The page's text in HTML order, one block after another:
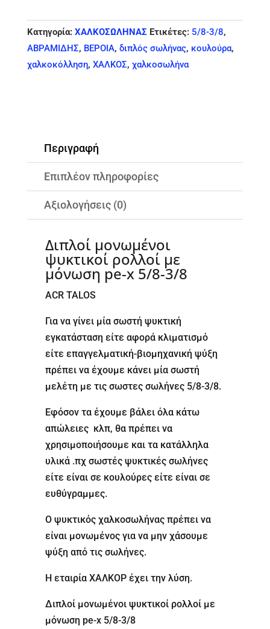
ποσότητα
Κατηγορία: ΧΑΛΚΟΣΩΛΗΝΑΣ Ετικέτες: 5/8-3/8,
ΑΒΡΑΜΙΔΗΣ, ΒΕΡΟΙΑ, διπλός σωλήνας, κουλούρα,
χαλκοκόλληση, ΧΑΛΚΟΣ, χαλκοσωλήνα
Περιγραφή
Επιπλέον πληροφορίες
Αξιολογήσεις (0)
Διπλοί μονωμένοι
ψυκτικοί ρολλοί με
μόνωση pe-x 5/8-3/8
ACR TALOS
Για να γίνει μία σωστή ψυκτική
εγκατάσταση είτε αφορά κλιματισμό
είτε επαγγελματική-βιομηχανική ψύξη
πρέπει να έχουμε κάνει μία σωστή
μελέτη με τις σωστες σωλήνες 5/8-3/8.
Εφόσον τα έχουμε βάλει όλα κάτω
απώλειες κλπ, θα πρέπει να
χρησιμοποιήσουμε και τα κατάλληλα
υλικά .πχ σωστές ψυκτικές σωλήνες
είτε είναι σε κουλούρες είτε είναι σε
ευθύγραμμες.
Ο ψυκτικός χαλκοσωλήνας πρέπει να
είναι μονωμένος για να μην χάσουμε
ψύξη από τις σωλήνες.
Η εταιρία ΧΑΛΚΟΡ έχει την λύση.
Διπλοί μονωμένοι ψυκτικοί ρολλοί με
μόνωση pe-x 5/8-3/8